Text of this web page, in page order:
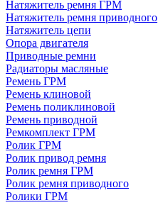
Натяжитель ремня ГРМ
Натяжитель ремня приводного
Натяжитель цепи
Опора двигателя
Приводные ремни
Радиаторы масляные
Ремень ГРМ
Ремень клиновой
Ремень поликлиновой
Ремень приводной
Ремкомплект ГРМ
Ролик ГРМ
Ролик привод ремня
Ролик ремня ГРМ
Ролик ремня приводного
Ролики ГРМ